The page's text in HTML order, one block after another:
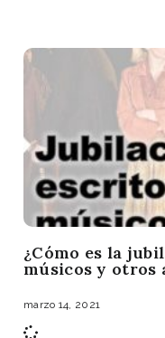
¿Cómo es la
músicos y otros
marzo 14, 2021